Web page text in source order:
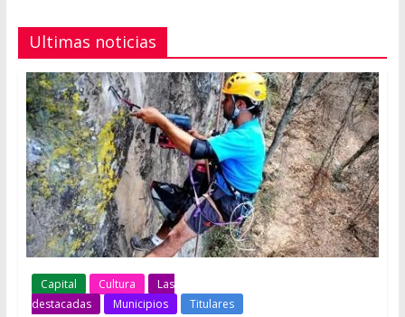
Ultimas noticias
Capital Cultura
Las
destacadas
Municipios Titulares